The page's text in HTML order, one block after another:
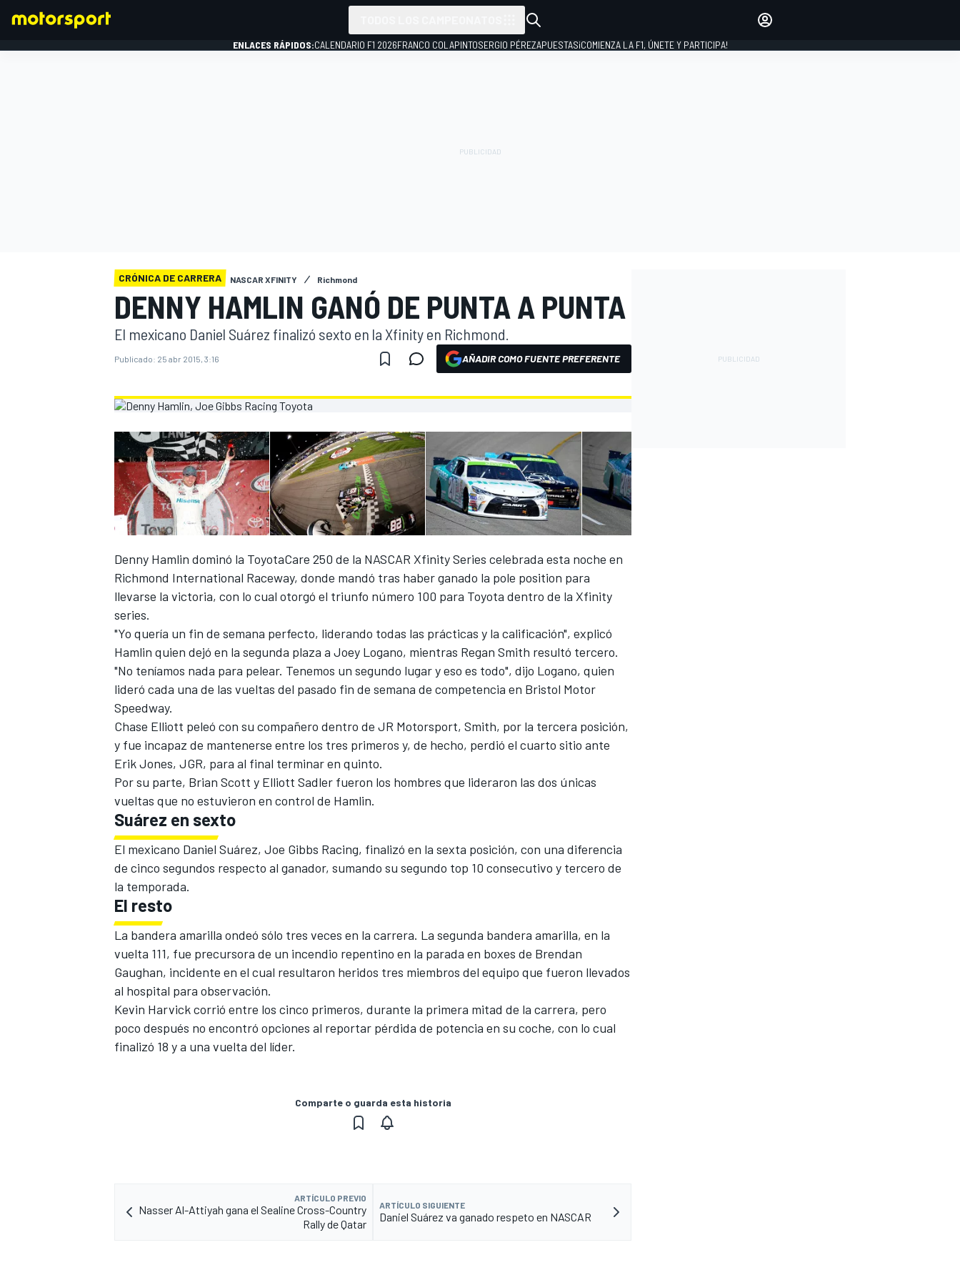
MOTOGP
NASCAR CUP
FÓRMULA E
INICIAR SESIÓN
ENLACES RÁPIDOS:CALENDARIO F1 2026FRANCO COLAPINTOSERGIO PÉREZAPUESTAS¡COMIENZA LA F1, ÚNETE Y PARTICIPA!
CRÓNICA DE CARRERA NASCAR XFINITY Richmond
DENNY HAMLIN GANÓ DE PUNTA A PUNTA
El mexicano Daniel Suárez finalizó sexto en la Xfinity en Richmond.
Publicado: 25 abr 2015, 3:16 AÑADIR COMO FUENTE PREFERENTE
Denny Hamlin dominó la ToyotaCare 250 de la NASCAR Xfinity Series celebrada esta noche en
Richmond International Raceway, donde mandó tras haber ganado la pole position para
llevarse la victoria, con lo cual otorgó el triunfo número 100 para Toyota dentro de la Xfinity
series.
"Yo quería un fin de semana perfecto, liderando todas las prácticas y la calificación", explicó
Hamlin quien dejó en la segunda plaza a Joey Logano, mientras Regan Smith resultó tercero.
"No teníamos nada para pelear. Tenemos un segundo lugar y eso es todo", dijo Logano, quien
lideró cada una de las vueltas del pasado fin de semana de competencia en Bristol Motor
Speedway.
Chase Elliott peleó con su compañero dentro de JR Motorsport, Smith, por la tercera posición,
y fue incapaz de mantenerse entre los tres primeros y, de hecho, perdió el cuarto sitio ante
Erik Jones, JGR, para al final terminar en quinto.
Por su parte, Brian Scott y Elliott Sadler fueron los hombres que lideraron las dos únicas
vueltas que no estuvieron en control de Hamlin.
Suárez en sexto
El mexicano Daniel Suárez, Joe Gibbs Racing, finalizó en la sexta posición, con una diferencia
de cinco segundos respecto al ganador, sumando su segundo top 10 consecutivo y tercero de
la temporada.
El resto
La bandera amarilla ondeó sólo tres veces en la carrera. La segunda bandera amarilla, en la
vuelta 111, fue precursora de un incendio repentino en la parada en boxes de Brendan
Gaughan, incidente en el cual resultaron heridos tres miembros del equipo que fueron llevados
al hospital para observación.
Kevin Harvick corrió entre los cinco primeros, durante la primera mitad de la carrera, pero
poco después no encontró opciones al reportar pérdida de potencia en su coche, con lo cual
finalizó 18 y a una vuelta del líder.
Comparte o guarda esta historia
ARTÍCULO PREVIO
Nasser Al-Attiyah gana el Sealine Cross-Country
Rally de Qatar
ARTÍCULO SIGUIENTE
Daniel Suárez va ganado respeto en NASCAR